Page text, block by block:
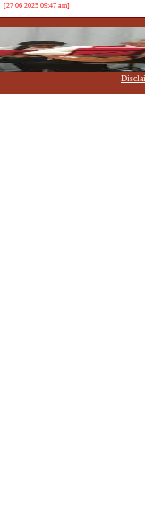
[27 06 2025 09:47 am]